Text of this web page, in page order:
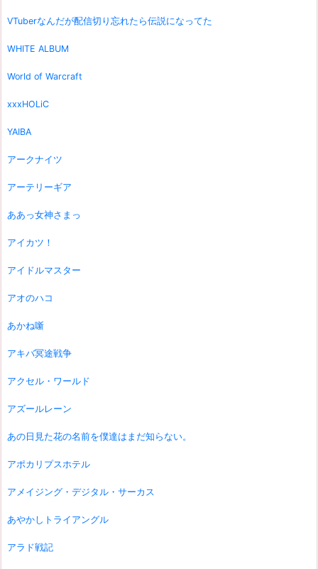
VTuberなんだが配信切り忘れたら伝説になってた
WHITE ALBUM
World of Warcraft
xxxHOLiC
YAIBA
アークナイツ
アーテリーギア
ああっ女神さまっ
アイカツ！
アイドルマスター
アオのハコ
あかね噺
アキバ冥途戦争
アクセル・ワールド
アズールレーン
あの日見た花の名前を僕達はまだ知らない。
アポカリプスホテル
アメイジング・デジタル・サーカス
あやかしトライアングル
アラド戦記